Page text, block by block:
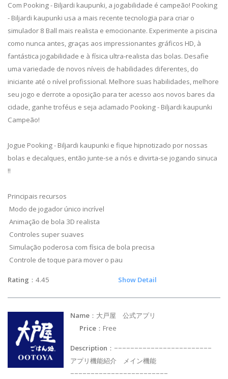
Com Pooking - Biljardi kaupunki, a jogabilidade é campeão! Pooking
- Biljardi kaupunki usa a mais recente tecnologia para criar o
simulador 8 Ball mais realista e emocionante. Experimente a piscina
como nunca antes, graças aos impressionantes gráficos HD, à
fantástica jogabilidade e à física ultra-realista das bolas. Desafie
uma variedade de novos níveis de habilidades diferentes, do
iniciante até o nível profissional. Melhore suas habilidades, melhore
seu jogo e derrote a oposição para ter acesso aos novos bares da
cidade, ganhe troféus e seja aclamado Pooking - Biljardi kaupunki
Campeão!
Jogue Pooking - Biljardi kaupunki e fique hipnotizado por nossas
bolas e decalques, então junte-se a nós e divirta-se jogando sinuca
!!
Principais recursos
Modo de jogador único incrível
Animação de bola 3D realista
Controles super suaves
Simulação poderosa com física de bola precisa
Controle de toque para mover o pau
Rating ：4.45 Show Detail
Name ：大戸屋 公式アプリ
Price ：Free
Description ：−−−−−−−−−−−−−−−−−−−−−−−−
アプリ機能紹介 メイン機能
−−−−−−−−−−−−−−−−−−−−−−−−